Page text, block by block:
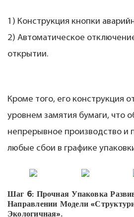
1) Конструкция кнопки
2) Автоматическое
открытии.
Кроме того, его конструкция
уровнем замятия бумаги, что
непрерывное производство и
любые сбои в графике
Шаг 6: Прочная Упаковка
Направлении Модели
Экологичная».